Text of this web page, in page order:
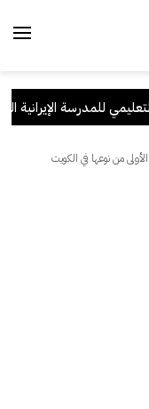
للمدرسة الإيرانية الخاصة